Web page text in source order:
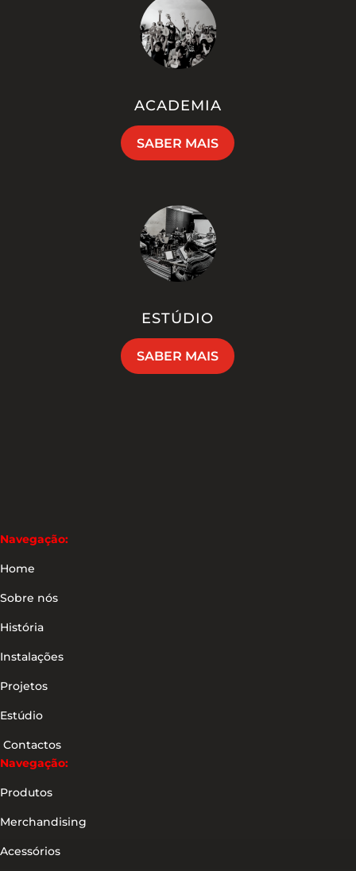
ACADEMIA
SABER MAIS
ESTÚDIO
SABER MAIS
Navegação:
Home
Sobre nós
História
Instalações
Projetos
Estúdio
Contactos
Navegação:
Produtos
Merchandising
Acessórios